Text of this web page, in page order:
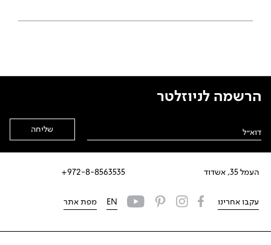
העמל 35, אשדוד 972-8-8563535+
הרשמה לניוזלטר
עקבו אחרינו EN מפת אתר